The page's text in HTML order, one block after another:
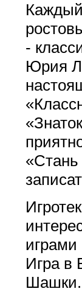
-
Юрия
«Стань
играми
Игра в
Шашки.